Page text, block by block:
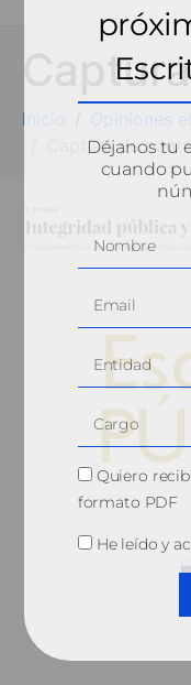
Inicio
Opiniones
Captura de
Déjanos tu
cuando
Quiero
formato PDF
He leído y